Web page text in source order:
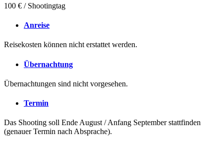
100 € / Shootingtag
Anreise
Reisekosten können nicht erstattet werden.
Übernachtung
Übernachtungen sind nicht vorgesehen.
Termin
Das Shooting soll Ende August / Anfang September stattfinden
(genauer Termin nach Absprache).